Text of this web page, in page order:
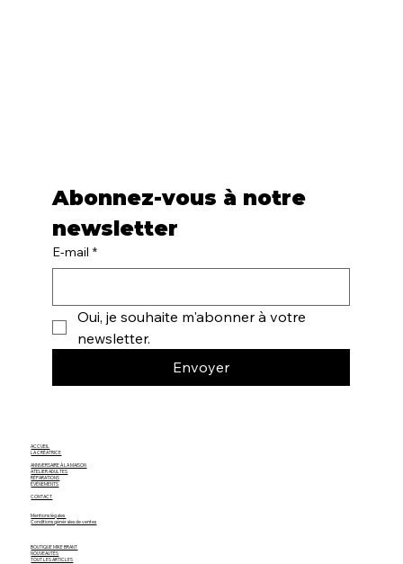
Abonnez-vous à notre
newsletter
E-mail *
Oui, je souhaite m'abonner à votre
newsletter.
Envoyer
ACCUEIL
LA CRÉATRICE
ANNIVERSAIRE À LA MAISON
ATELIER ADULTES
RÉPARATIONS
ÉVÈNEMENTS
CONTACT
Mentions légales
Conditions générales de ventes
BOUTIQUE MIKE BRANT
NOUVEAUTÉS
TOUT LES ARTICLES